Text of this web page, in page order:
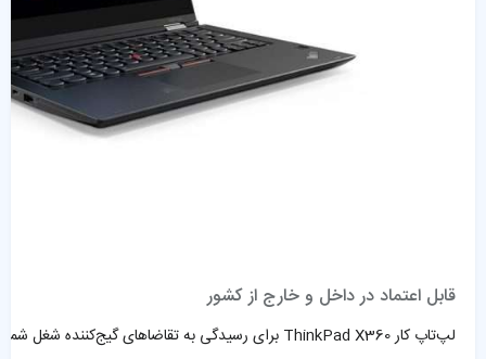
قابل اعتماد در داخل و خارج از کشور
لپ‌تاپ کار ThinkPad X360 برای رسیدگی بهتقاضاهایگیج‌کننده شغل شما